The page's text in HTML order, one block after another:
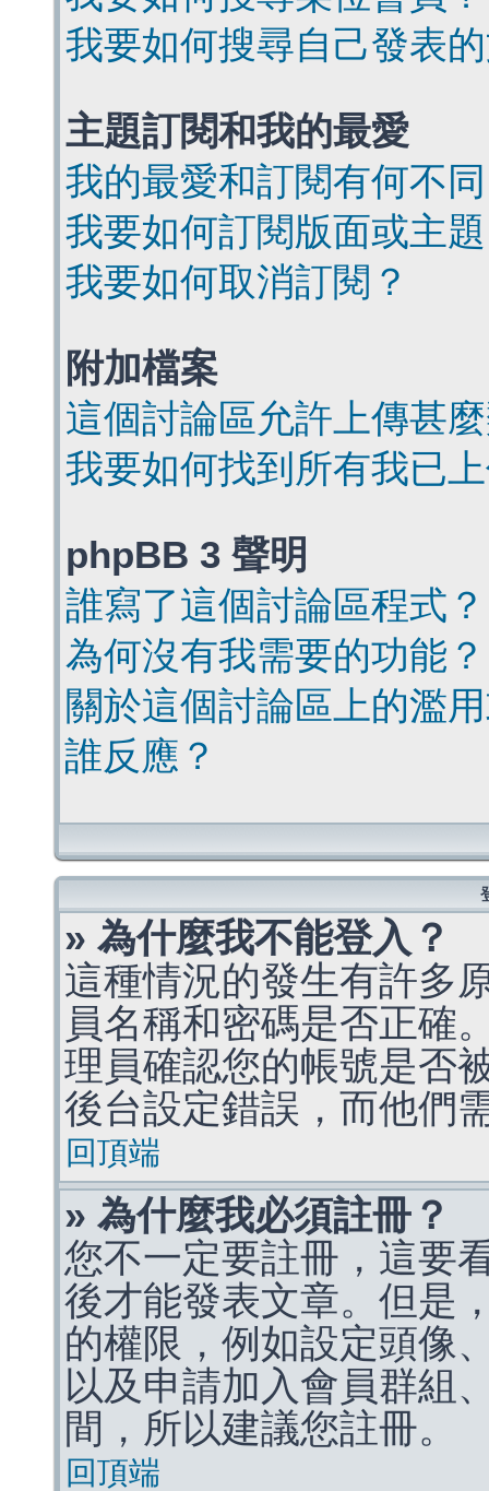
我要如何搜尋自己發表
主題訂閱和我的最愛
我的最愛和訂閱有何不
我要如何訂閱版面或主
我要如何取消訂閱？
附加檔案
這個討論區允許上傳甚
我要如何找到所有我已
phpBB 3 聲明
誰寫了這個討論區程式？
為何沒有我需要的功能？
關於這個討論區上的濫
誰反應？
» 為什麼我不能登入？
這種情況的發生有許多
員名稱和密碼是否正確
理員確認您的帳號是否
後台設定錯誤，而他們
回頂端
» 為什麼我必須註冊？
您不一定要註冊，這要
後才能發表文章。但是
的權限，例如設定頭像
以及申請加入會員群組
間，所以建議您註冊。
回頂端